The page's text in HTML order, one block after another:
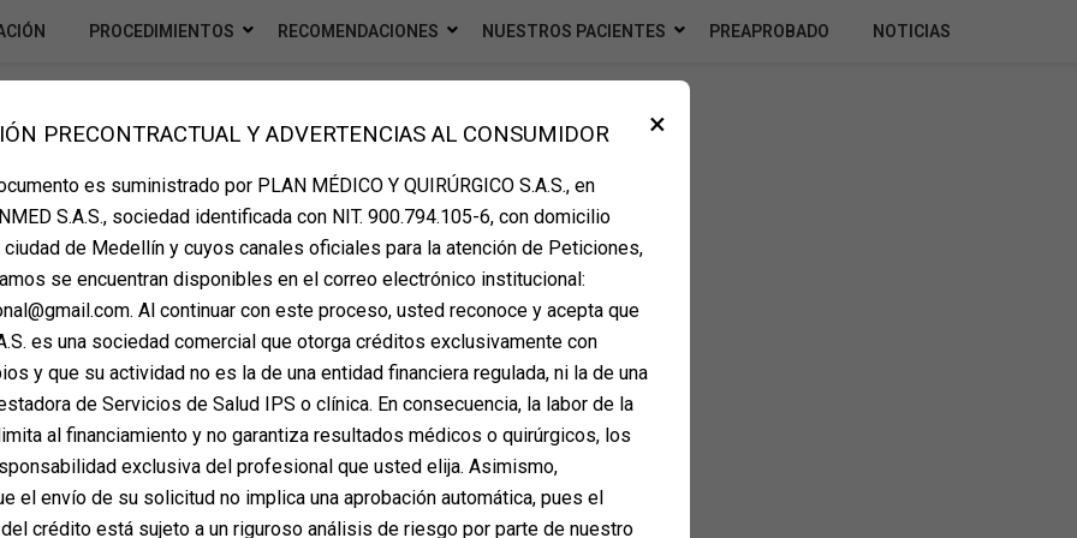
PROCEDIMIENTOS RECOMENDACIONES NUESTROS PACIENTES PREAPROBADO NOTICIAS
procedimientos puedes
juntos?
mayo 26, 2025
común que los pacientes busquen una
quirúrgico. Las cirugías combinadas permiten
ahorrando tiempo de recuperación, costos
también el aspecto financiero.
realiza dos o más procedimientos durante
×
PRECONTRACTUAL Y ADVERTENCIAS AL CONSUMIDOR
es suministrado por PLAN MÉDICO Y QUIRÚRGICO S.A.S., en
S.A.S., sociedad identificada con NIT. 900.794.105-6, con domicilio
ciudad de Medellín y cuyos canales oficiales para la atención de Peticiones,
se encuentran disponibles en el correo electrónico institucional:
Al continuar con este proceso, usted reconoce y acepta que
es una sociedad comercial que otorga créditos exclusivamente con
y que su actividad no es la de una entidad financiera regulada, ni la de una
de Servicios de Salud IPS o clínica. En consecuencia, la labor de la
al financiamiento y no garantiza resultados médicos o quirúrgicos, los
exclusiva del profesional que usted elija. Asimismo,
el envío de su solicitud no implica una aprobación automática, pues el
crédito está sujeto a un riguroso análisis de riesgo por parte de nuestro